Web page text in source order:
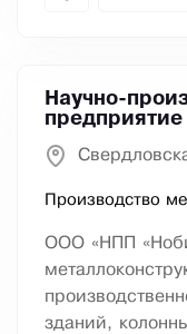
Научно-
предприятие
Производство
ООО «НПП
зданий,